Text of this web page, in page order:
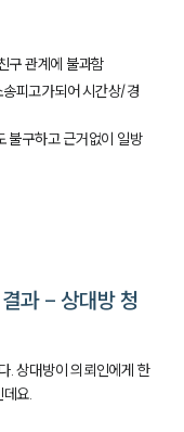
구 관계에 불과함
피고가되어 시간상/경
불구하고 근거없이 일방
과 - 상대방 청
. 상대방이 의뢰인에게 한
요.